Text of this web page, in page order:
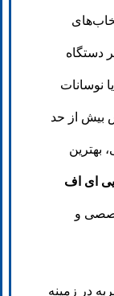
دستگاه
نوسانات
بیش از حد
بهترین
ای اف
و
در زمینه